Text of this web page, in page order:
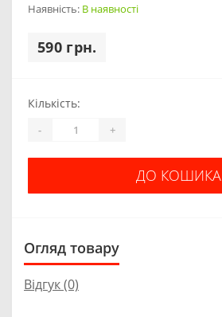
Наявність: В наявності
590 грн.
Кількість:
- +
ДО КОШИКА
Огляд товару
Відгук (0)